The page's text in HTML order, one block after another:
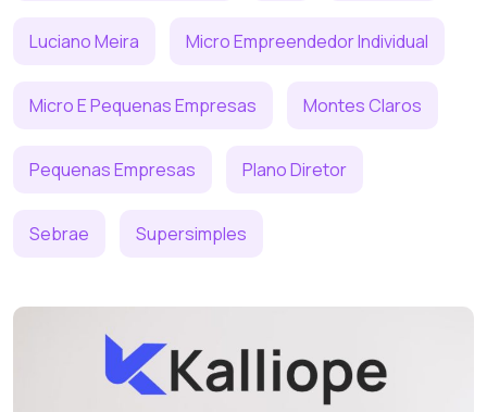
Luciano Meira Micro Empreendedor Individual
Micro E Pequenas Empresas Montes Claros
Pequenas Empresas Plano Diretor
Sebrae Supersimples